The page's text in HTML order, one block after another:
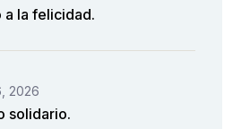
a la felicidad.
2026
solidario.